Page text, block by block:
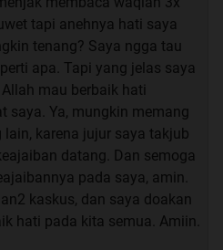
3x sehari; boleh 3x dalam
yang penting sehari 3x.
Dulu saya melazimkan
sholat fardhu 11x.
Waqi'ah; saya diajarin oleh
bawah ini:
bihaqqi suuratil Waaqi'ah
tapi anehnya hati saya
tenang? Saya ngga tau
apa. Tapi yang jelas saya
mau berbaik hati
saya. Ya, mungkin memang
karena jujur saya takjub
datang. Dan semoga
pada saya, amin.
kaskus, dan saya doakan
hati pada kita semua. Amiin.